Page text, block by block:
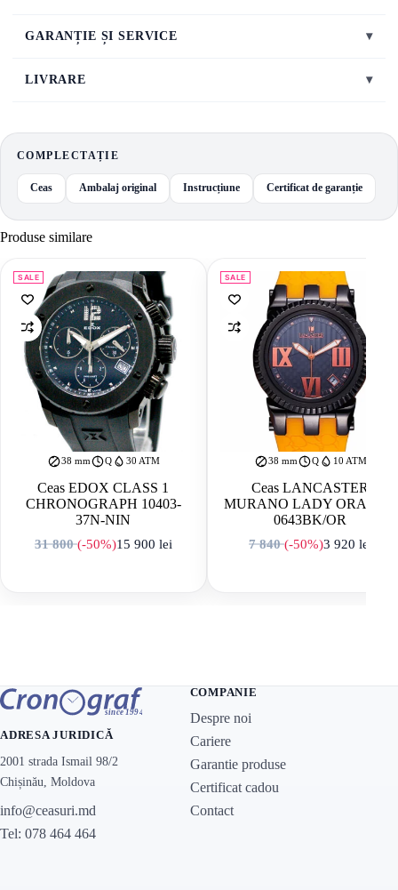
GARANȚIE ȘI SERVICE ▾
LIVRARE ▾
COMPLECTAȚIE
Ceas Ambalaj original Instrucțiune Certificat de garanție
Produse similare
SALE
38 mm Q 30 ATM
Ceas EDOX CLASS 1
CHRONOGRAPH 10403-
37N-NIN
31 800(-50%)
Prețul inițial a fost: 31 800 lei.
15 900 lei
Prețul curent este: 15 900 lei.
SALE
38 mm Q 10 ATM
Ceas LANCASTER
MURANO LADY ORANGE
0643BK/OR
7 840(-50%)
Prețul inițial a
3 920 lei
Prețul curent
ADRESA JURIDICĂ
2001 strada Ismail 98/2
Chișinău, Moldova
info@ceasuri.md
Tel: 078 464 464
COMPANIE
Despre noi
Cariere
Garantie produse
Certificat cadou
Contact